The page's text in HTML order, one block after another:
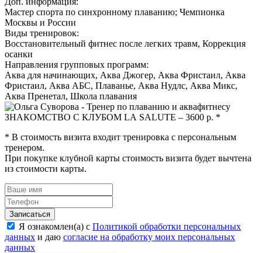
Мастер спорта по синхронному плаванию; Чемпионка
Москвы и России
Виды тренировок:
Восстановительный фитнес после легких травм, Коррекция
осанки
Направления групповых программ:
Аква для начинающих, Аква Джогер, Аква Фристаил, Аква
Фристаил, Аква АБС, Плаванье, Аква Нудлс, Аква Микс,
Аква Пренетал, Школа плавания
ЗНАКОМСТВО С КЛУБОМ LA SALUTE – 3600 р. *
* В стоимость визита входит тренировка с персональным
тренером.
При покупке клубной карты стоимость визита будет вычтена
из стоимости карты.
Записаться
Я ознакомлен(а) с Политикой обработки персональных
данных и даю согласие на обработку моих персональных
данных